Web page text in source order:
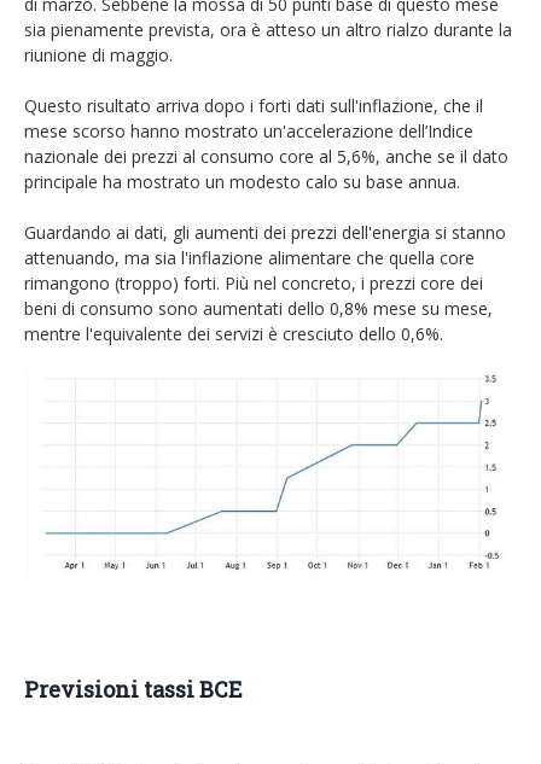
sia pienamente prevista, ora è atteso un altro rialzo durante la
riunione di maggio.
Questo risultato arriva dopo i forti dati sull'inflazione, che il
mese scorso hanno mostrato un'accelerazione dell’Indice
nazionale dei prezzi al consumo core al 5,6%, anche se il dato
principale ha mostrato un modesto calo su base annua.
Guardando ai dati, gli aumenti dei prezzi dell'energia si stanno
attenuando, ma sia l'inflazione alimentare che quella core
rimangono (troppo) forti. Più nel concreto, i prezzi core dei
beni di consumo sono aumentati dello 0,8% mese su mese,
mentre l'equivalente dei servizi è cresciuto dello 0,6%.
Previsioni tassi BCE